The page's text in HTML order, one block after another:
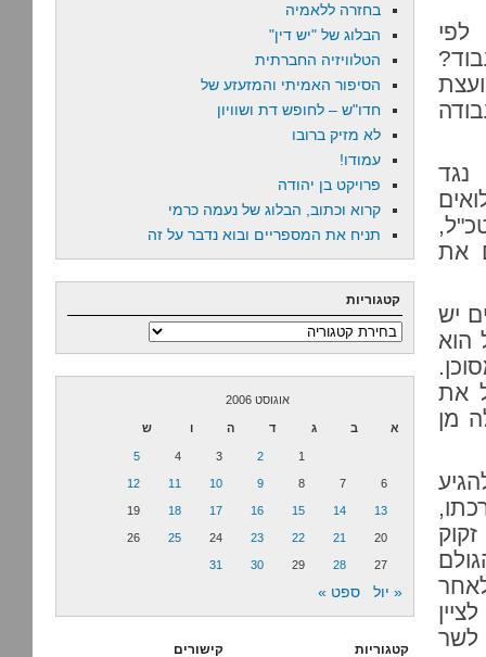
את
יש
הוא
את
מן
לשר
בחזרה ללאמיה
הבלוג של "יש דין"
הטלוויזיה החברתית
הסיפור האמיתי והמזעזע של
חדו"ש – לחופש דת ושוויון
לא מזיק ברובו
עמודו!
פרויקט בן יהודה
קרוא וכתוב, הבלוג של נעמה כרמי
תניח את המספריים ובוא נדבר על זה
קטגוריות
קטגוריות
אוגוסט 2006
א ב ג ד ה ו ש
1
2
3
4
5
6
7
8
9
10
11
12
13
14
15
16
17
18
19
20
21
22
23
24
25
26
27
28
29
30
31
« יול ספט »
קטגוריות קישורים